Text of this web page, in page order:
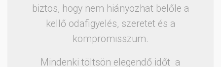
biztos, hogy nem hiányozhat belőle a
kellő odafigyelés, szeretet és a
kompromisszum.
Mindenki töltsön elegendő időt a